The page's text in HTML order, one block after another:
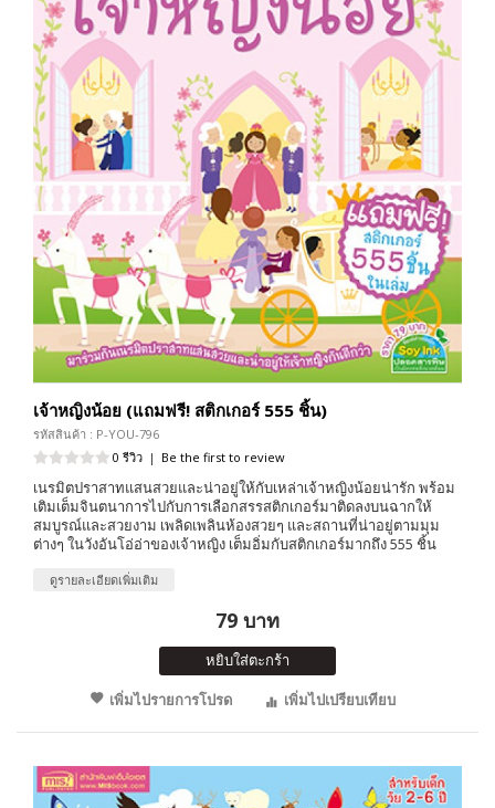
เจ้าหญิงน้อย (แถมฟรี! สติกเกอร์ 555 ชิ้น)
รหัสสินค้า : P-YOU-796
0 รีวิว | Be the first to review
เนรมิตปราสาทแสนสวยและน่าอยู่ให้กับเหล่าเจ้าหญิงน้อยน่ารัก พร้อม
เติมเต็มจินตนาการไปกับการเลือกสรรสติกเกอร์มาติดลงบนฉากให้
สมบูรณ์และสวยงาม เพลิดเพลินห้องสวยๆ และสถานที่น่าอยู่ตามมุม
ต่างๆ ในวังอันโอ่อ่าของเจ้าหญิง เต็มอิ่มกับสติกเกอร์มากถึง 555 ชิ้น
ดูรายละเอียดเพิ่มเติม
79 บาท
หยิบใส่ตะกร้า
เพิ่มไปรายการโปรด
เพิ่มไปเปรียบเทียบ